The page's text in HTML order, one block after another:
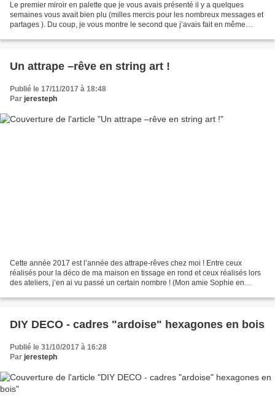
Le premier miroir en palette que je vous avais présenté il y a quelques
semaines vous avait bien plu (milles mercis pour les nombreux messages et
partages ). Du coup, je vous montre le second que j’avais fait en même
Un attrape –rêve en string art !
Publié le 17/11/2017 à 18:48
Par jeresteph
Cette année 2017 est l’année des attrape-rêves chez moi ! Entre ceux
réalisés pour la déco de ma maison en tissage en rond et ceux réalisés lors
des ateliers, j’en ai vu passé un certain nombre ! (Mon amie Sophie en
DIY DECO - cadres "ardoise" hexagones en bois
Publié le 31/10/2017 à 16:28
Par jeresteph